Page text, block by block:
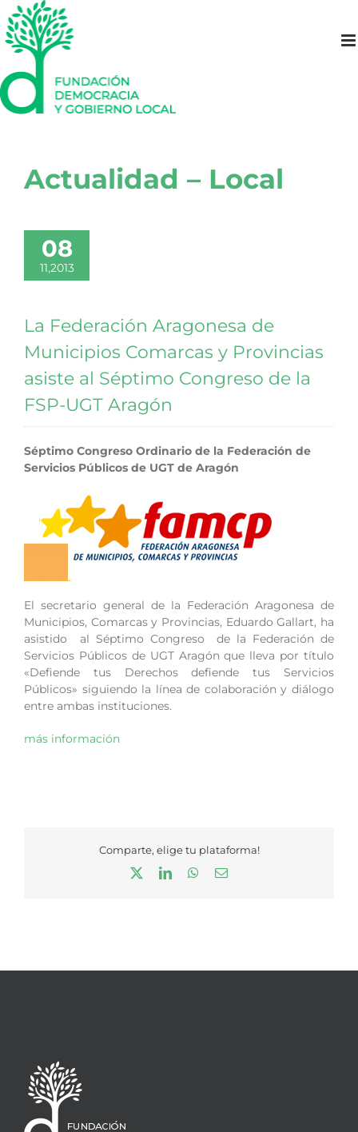
Saltar
al
contenido
Actualidad – Local
08
11,2013
La Federación Aragonesa de
Municipios Comarcas y Provincias
asiste al Séptimo Congreso de la
FSP-UGT Aragón
Séptimo Congreso Ordinario de la Federación de
Servicios Públicos de UGT de Aragón
El secretario general de la Federación Aragonesa de
Municipios, Comarcas y Provincias, Eduardo Gallart, ha
asistido al Séptimo Congreso de la Federación de
Servicios Públicos de UGT Aragón que lleva por título
«Defiende tus Derechos defiende tus Servicios
Públicos» siguiendo la línea de colaboración y diálogo
entre ambas instituciones.
más información
Comparte, elige tu plataforma!
LinkedInWhatsApp
Correo